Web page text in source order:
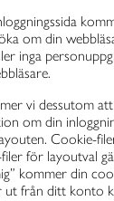
om din
inga
vi dessutom
om din
Cookie-
för layoutval
kommer din
ut från ditt konto